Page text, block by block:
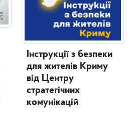
Інструкції з безпеки
для жителів Криму
від Центру
стратегічних
комунікацій